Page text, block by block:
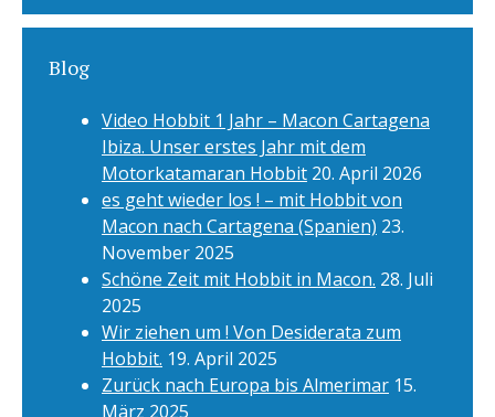
Blog
Video Hobbit 1 Jahr – Macon Cartagena
Ibiza. Unser erstes Jahr mit dem
Motorkatamaran Hobbit 20. April 2026
es geht wieder los ! – mit Hobbit von
Macon nach Cartagena (Spanien) 23.
November 2025
Schöne Zeit mit Hobbit in Macon. 28. Juli
2025
Wir ziehen um ! Von Desiderata zum
Hobbit. 19. April 2025
Zurück nach Europa bis Almerimar 15.
März 2025